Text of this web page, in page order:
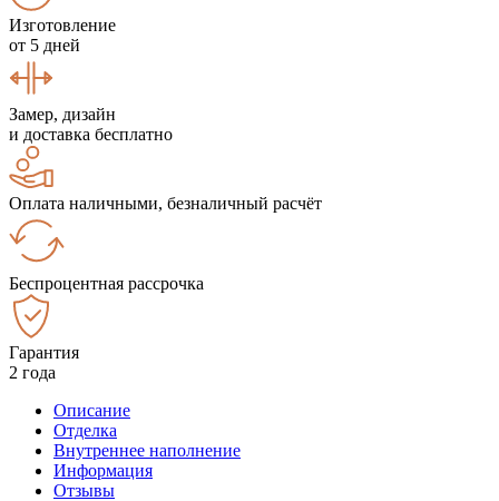
Изготовление
от 5 дней
Замер, дизайн
и доставка бесплатно
Оплата наличными, безналичный расчёт
Беспроцентная рассрочка
Гарантия
2 года
Описание
Отделка
Внутреннее наполнение
Информация
Отзывы